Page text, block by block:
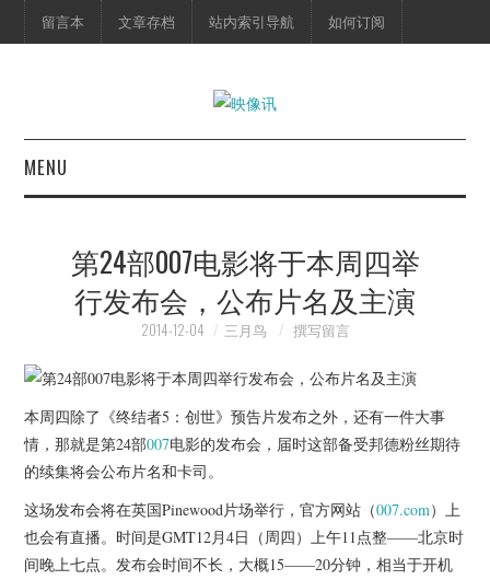
留言本 文章存档 站内索引导航 如何订阅
MENU
映像快讯
海报剧照
脱口秀
杂七杂八
美剧英剧
第24部007电影将于本周四举
行发布会，公布片名及主演
2014-12-04 三月鸟 撰写留言
本周四除了《终结者5：创世》预告片发布之外，还有一件大事
情，那就是第24部007电影的发布会，届时这部备受邦德粉丝期待
的续集将会公布片名和卡司。
这场发布会将在英国Pinewood片场举行，官方网站（007.com）上
也会有直播。时间是GMT12月4日（周四）上午11点整——北京时
间晚上七点。发布会时间不长，大概15——20分钟，相当于开机